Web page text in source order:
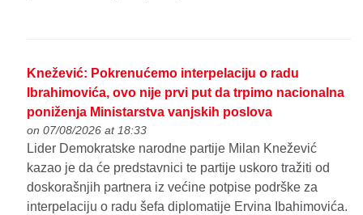
Knežević: Pokrenućemo interpelaciju o radu
Ibrahimovića, ovo nije prvi put da trpimo nacionalna
poniženja Ministarstva vanjskih poslova
on 07/08/2026 at 18:33
Lider Demokratske narodne partije Milan Knežević
kazao je da će predstavnici te partije uskoro tražiti od
doskorašnjih partnera iz većine potpise podrške za
interpelaciju o radu šefa diplomatije Ervina Ibahimovića.